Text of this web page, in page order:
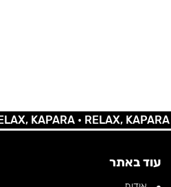
KAPARA •RELAX, KAPARA •
עוד באתר